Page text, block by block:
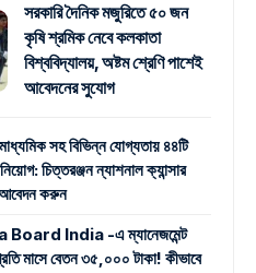
সরকারি দৈনিক মজুরিতে ৫০ জন
কৃষি শ্রমিক নেবে কলকাতা
বিশ্ববিদ্যালয়, অষ্টম শ্রেণি পাশেই
আবেদনের সুযোগ
সহ বিভিন্ন যোগ্যতায় ৪৪টি
চিত্তরঞ্জন ন্যাশনাল ক্যান্সার
করুন
Board India -এ ম্যানেজমেন্ট
মাসে বেতন ৩৫,০০০ টাকা! কীভাবে